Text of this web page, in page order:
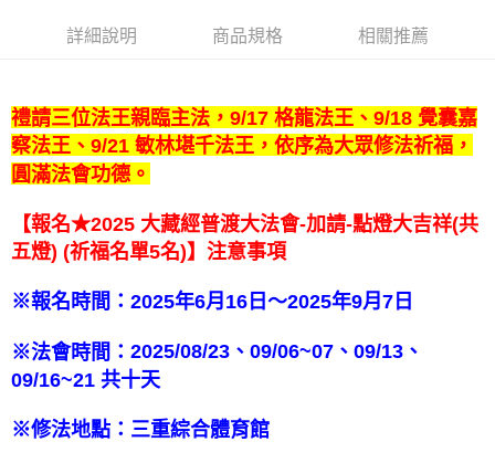
醒簡訊。
【注意事項】
1.本服務係由「台灣大哥大股份有限公司」（以下簡稱本公司）所提供，讓
用戶於交易時，得透過本服務購買商品或服務，並由商店將買賣／分期付款
買賣價金債權讓與本公司後，依約使用本公司帳單繳交帳款。
資料（包含姓名、電話或地址）提供予台灣大哥大進項蒐集、處理及利用，
由本公司與您本人進行分期帳單所需資料之確認、核對及更正。
3.完整用戶服務條款，請詳閱以下連結：https://oppay.tw/userRule
詳細說明 商品規格 相關推薦
禮請三位法王親臨主法，9/17 格龍法王、9/18 覺囊嘉
察法王、9/21 敏林堪千法王，依序為大眾修法祈福，
圓滿法會功德。
【報名★2025 大藏經普渡大法會-加請-點燈大吉祥(共
五燈) (祈福名單5名)】注意事項
※報名時間： 2025年6月 16 日～2025年9月7 日
※法會時間： 2025/08/23、09/06~07、09/13、
09/16~21 共十天
※修法地點：三重綜合體育館